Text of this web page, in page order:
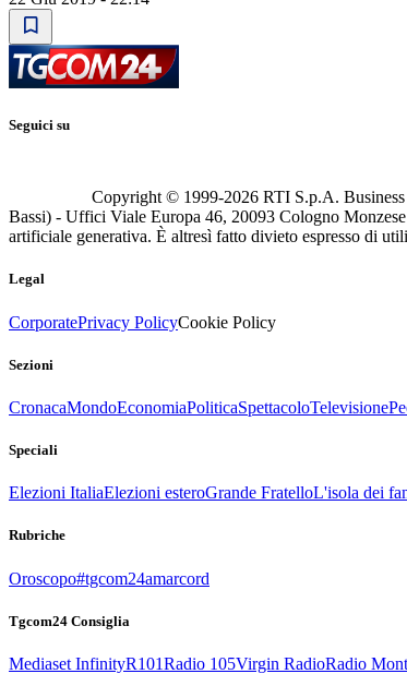
Seguici su
Copyright © 1999-2026 RTI S.p.A.
Bassi) - Uffici Viale Europa 46, 20093 Cologno
artificiale generativa. È altresì fatto divieto espresso di
Legal
CorporatePrivacy PolicyCookie Policy
Sezioni
CronacaMondoEconomiaPoliticaSpettacoloTelevisione
Speciali
Elezioni ItaliaElezioni esteroGrande FratelloL'isola dei
Rubriche
Oroscopo#tgcom24amarcord
Tgcom24 Consiglia
Mediaset InfinityR101Radio 105Virgin RadioRadio